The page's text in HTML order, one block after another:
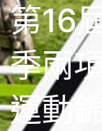
第16
季兩
運動